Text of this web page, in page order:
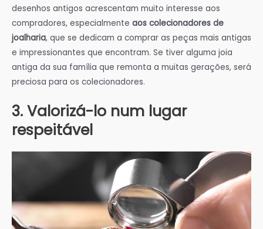
desenhos antigos acrescentam muito interesse aos
compradores, especialmente aos colecionadores de
joalharia, que se dedicam a comprar as peças mais antigas
e impressionantes que encontram. Se tiver alguma joia
antiga da sua família que remonta a muitas gerações, será
preciosa para os colecionadores.
3. Valorizá-lo num lugar
respeitável